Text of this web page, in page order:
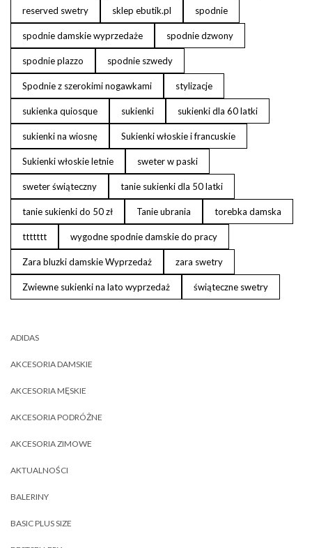
reserved swetry sklep ebutik.pl spodnie
spodnie damskie wyprzedaże spodnie dzwony
spodnie plazzo spodnie szwedy
Spodnie z szerokimi nogawkami stylizacje
sukienka quiosque sukienki sukienki dla 60 latki
sukienki na wiosnę Sukienki włoskie i francuskie
Sukienki włoskie letnie sweter w paski
sweter świąteczny tanie sukienki dla 50 latki
tanie sukienki do 50 zł Tanie ubrania torebka damska
ttttttt wygodne spodnie damskie do pracy
Zara bluzki damskie Wyprzedaż zara swetry
Zwiewne sukienki na lato wyprzedaż świąteczne swetry
ADIDAS
AKCESORIA DAMSKIE
AKCESORIA MĘSKIE
AKCESORIA PODRÓŻNE
AKCESORIA ZIMOWE
AKTUALNOŚCI
BALERINY
BASIC PLUS SIZE